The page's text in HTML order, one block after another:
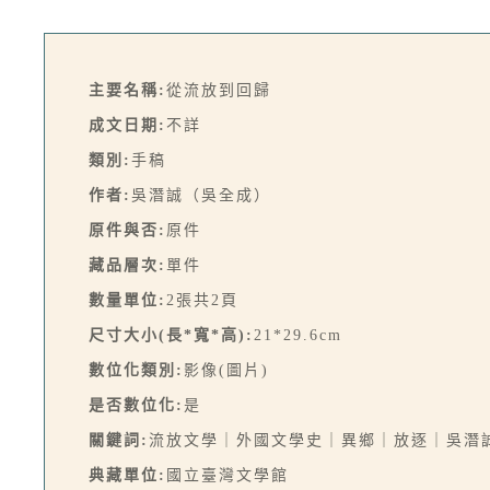
主要名稱: 從流放到回歸
成文日期: 不詳
類別: 手稿
作者: 吳潛誠（吳全成）
原件與否: 原件
藏品層次: 單件
數量單位: 2張共2頁
尺寸大小(長*寬*高): 21*29.6cm
數位化類別: 影像(圖片)
是否數位化: 是
關鍵詞: 流放文學｜外國文學史｜異鄉｜放逐｜吳潛
典藏單位: 國立臺灣文學館